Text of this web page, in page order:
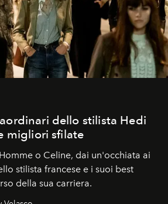
dello stilista Hedi
migliori sfilate
o Celine, dai un'occhiata ai
stilista francese e i suoi best
della sua carriera.